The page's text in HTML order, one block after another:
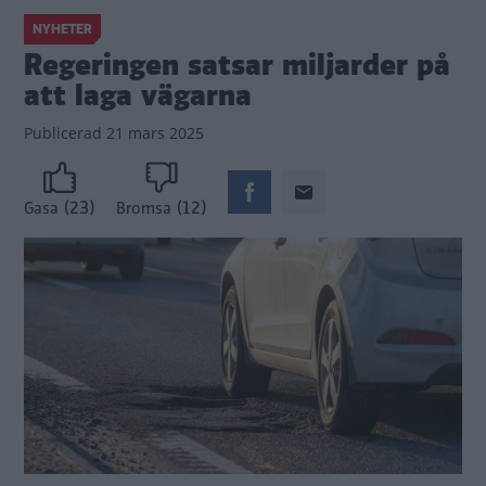
NYHETER
Regeringen satsar miljarder på
att laga vägarna
Publicerad 21 mars 2025
Gasa (23) Bromsa (12)